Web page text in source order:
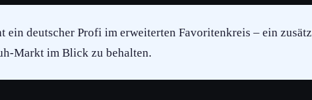
ein deutscher Profi im erweiterten Favoritenkreis – ein
Markt im Blick zu behalten.